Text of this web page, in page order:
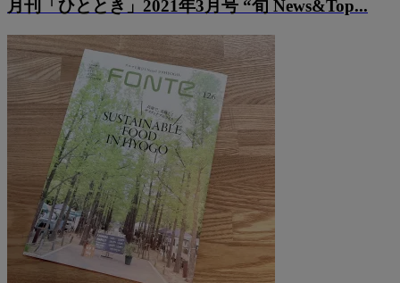
月刊「ひととき」2021年3月号 “旬 News&Top...